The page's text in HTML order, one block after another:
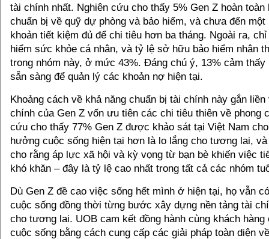
tài chính nhất. Nghiên cứu cho thấy 5% Gen Z hoàn
chuẩn bị về quỹ dự phòng và bảo hiểm, và chưa đến
khoản tiết kiệm đủ để chi tiêu hơn ba tháng. Ngoài ra,
hiểm sức khỏe cá nhân, và tỷ lệ sở hữu bảo hiểm nhân
trong nhóm này, ở mức 43%. Đáng chú ý, 13% cảm thấy
sẵn sàng để quản lý các khoản nợ hiện tại.
Khoảng cách về khả năng chuẩn bị tài chính này gắn
chính của Gen Z vốn ưu tiên các chi tiêu thiên về phong
cứu cho thấy 77% Gen Z được khảo sát tại Việt Nam
hưởng cuộc sống hiện tại hơn là lo lắng cho tương lai,
cho rằng áp lực xã hội và kỳ vọng từ bạn bè khiến việc
khó khăn – đây là tỷ lệ cao nhất trong tất cả các nhóm
Dù Gen Z đề cao việc sống hết mình ở hiện tại, họ vẫn
cuộc sống đồng thời từng bước xây dựng nền tảng tài
cho tương lai. UOB cam kết đồng hành cùng khách hàng
cuộc sống bằng cách cung cấp các giải pháp toàn diện